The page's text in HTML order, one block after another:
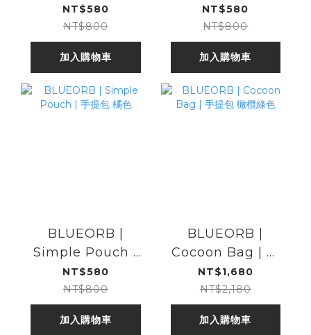
手提包 青綠色
NT$580
NT$800
加入購物車
手提包 檸檬黃色
NT$580
NT$800
加入購物車
BLUEORB |
Simple Pouch |
手提包 橘色
NT$580
NT$800
加入購物車
BLUEORB |
Cocoon Bag | 手
提包 橄欖綠色
NT$1,680
NT$2,180
加入購物車